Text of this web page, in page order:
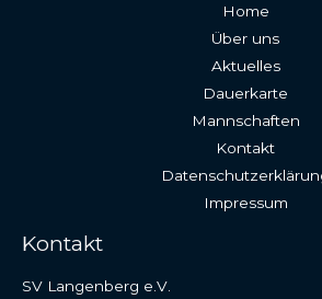
Home
Über uns
Aktuelles
Dauerkarte
Mannschaften
Kontakt
Impressum
Kontakt
SV Langenberg e.V.